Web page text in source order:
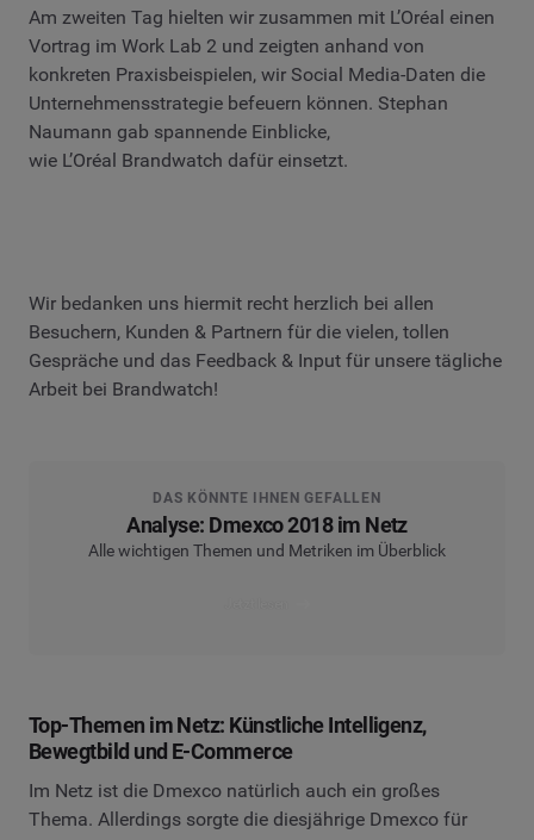
Am zweiten Tag hielten wir zusammen mit L’Oréal einen
Vortrag im Work Lab 2 und zeigten anhand von
konkreten Praxisbeispielen, wir Social Media-Daten die
Unternehmensstrategie befeuern können. Stephan
Naumann gab spannende Einblicke,
wie L’Oréal Brandwatch dafür einsetzt.
Wir bedanken uns hiermit recht herzlich bei allen
Besuchern, Kunden & Partnern für die vielen, tollen
Gespräche und das Feedback & Input für unsere tägliche
Arbeit bei Brandwatch!
DAS KÖNNTE IHNEN GEFALLEN
Analyse: Dmexco 2018 im Netz
Alle wichtigen Themen und Metriken im Überblick
Top-Themen im Netz: Künstliche Intelligenz,
Bewegtbild und E-Commerce
Im Netz ist die Dmexco natürlich auch ein großes
Thema. Allerdings sorgte die diesjährige Dmexco für